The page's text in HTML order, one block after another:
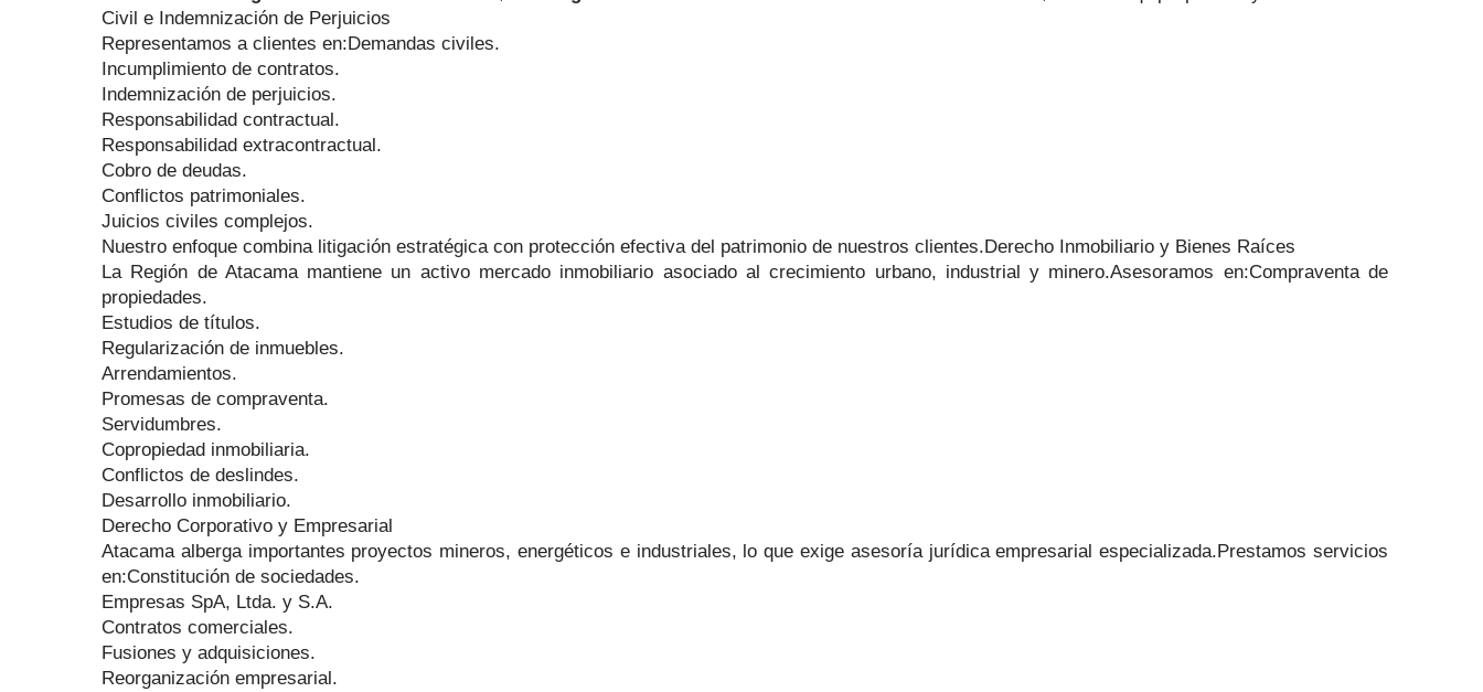
Civil e Indemnización de Perjuicios
Representamos a clientes en:Demandas civiles.
Incumplimiento de contratos.
Indemnización de perjuicios.
Responsabilidad contractual.
Responsabilidad extracontractual.
Cobro de deudas.
Conflictos patrimoniales.
Juicios civiles complejos.
Nuestro enfoque combina litigación estratégica con protección efectiva del patrimonio de nuestros clientes.Derecho Inmobiliario y Bienes Raíces
La Región de Atacama mantiene un activo mercado inmobiliario asociado al crecimiento urbano, industrial y minero.Asesoramos en:Compraventa de
propiedades.
Estudios de títulos.
Regularización de inmuebles.
Arrendamientos.
Promesas de compraventa.
Servidumbres.
Copropiedad inmobiliaria.
Conflictos de deslindes.
Desarrollo inmobiliario.
Derecho Corporativo y Empresarial
Atacama alberga importantes proyectos mineros, energéticos e industriales, lo que exige asesoría jurídica empresarial especializada.Prestamos servicios
en:Constitución de sociedades.
Empresas SpA, Ltda. y S.A.
Contratos comerciales.
Fusiones y adquisiciones.
Reorganización empresarial.